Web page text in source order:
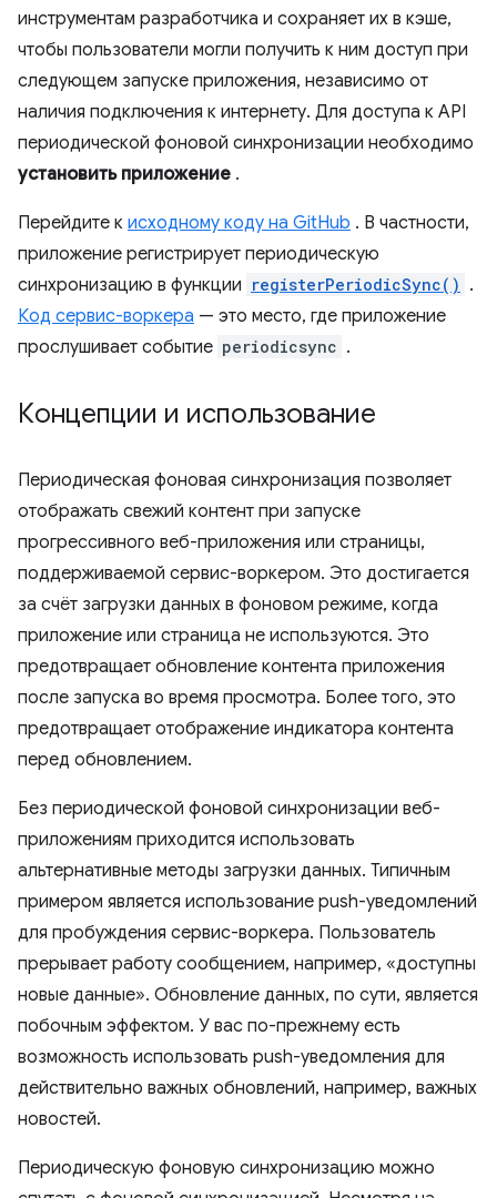
инструментам разработчика и сохраняет их в кэше,
чтобы пользователи могли получить к ним доступ при
следующем запуске приложения, независимо от
наличия подключения к интернету. Для доступа к API
периодической фоновой синхронизации необходимо
установить приложение .
Перейдите к исходному коду на GitHub . В частности,
приложение регистрирует периодическую
синхронизацию в функции registerPeriodicSync() .
Код сервис-воркера — это место, где приложение
прослушивает событие periodicsync .
Концепции и использование
Периодическая фоновая синхронизация позволяет
отображать свежий контент при запуске
прогрессивного веб-приложения или страницы,
поддерживаемой сервис-воркером. Это достигается
за счёт загрузки данных в фоновом режиме, когда
приложение или страница не используются. Это
предотвращает обновление контента приложения
после запуска во время просмотра. Более того, это
предотвращает отображение индикатора контента
перед обновлением.
Без периодической фоновой синхронизации веб-
приложениям приходится использовать
альтернативные методы загрузки данных. Типичным
примером является использование push-уведомлений
для пробуждения сервис-воркера. Пользователь
прерывает работу сообщением, например, «доступны
новые данные». Обновление данных, по сути, является
побочным эффектом. У вас по-прежнему есть
возможность использовать push-уведомления для
действительно важных обновлений, например, важных
новостей.
Периодическую фоновую синхронизацию можно